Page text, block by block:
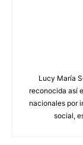
Lucy María
reconocida así
nacionales por
social,